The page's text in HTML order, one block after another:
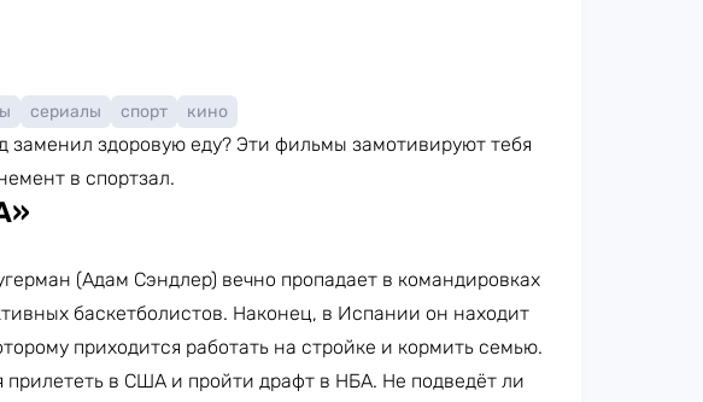
сериалы спорт кино
заменил здоровую еду? Эти фильмы замотивируют тебя
в спортзал.
(Адам Сэндлер) вечно пропадает в командировках
баскетболистов. Наконец, в Испании он находит
приходится работать на стройке и кормить семью.
прилететь в США и пройти драфт в НБА. Не подведёт ли